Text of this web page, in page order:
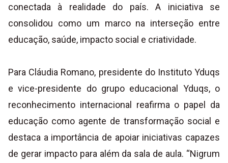
conectada à realidade do país. A iniciativa se
consolidou como um marco na interseção entre
educação, saúde, impacto social e criatividade.
Para Cláudia Romano, presidente do Instituto Yduqs
e vice-presidente do grupo educacional Yduqs, o
reconhecimento internacional reafirma o papel da
educação como agente de transformação social e
destaca a importância de apoiar iniciativas capazes
de gerar impacto para além da sala de aula. “Nigrum